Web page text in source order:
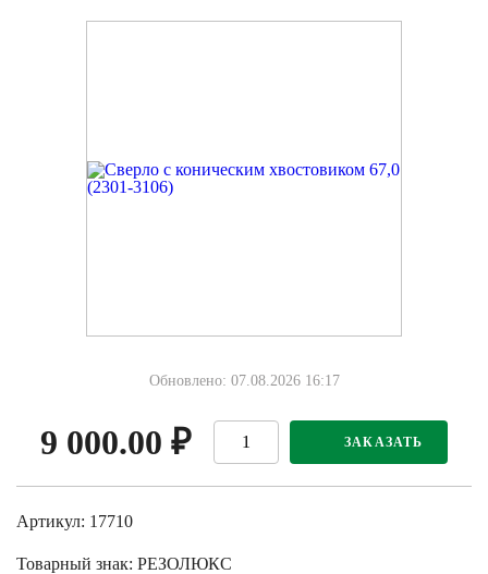
Обновлено: 07.08.2026 16:17
9 000.00 ₽ ЗАКАЗАТЬ
Артикул: 17710
Товарный знак: РЕЗОЛЮКС